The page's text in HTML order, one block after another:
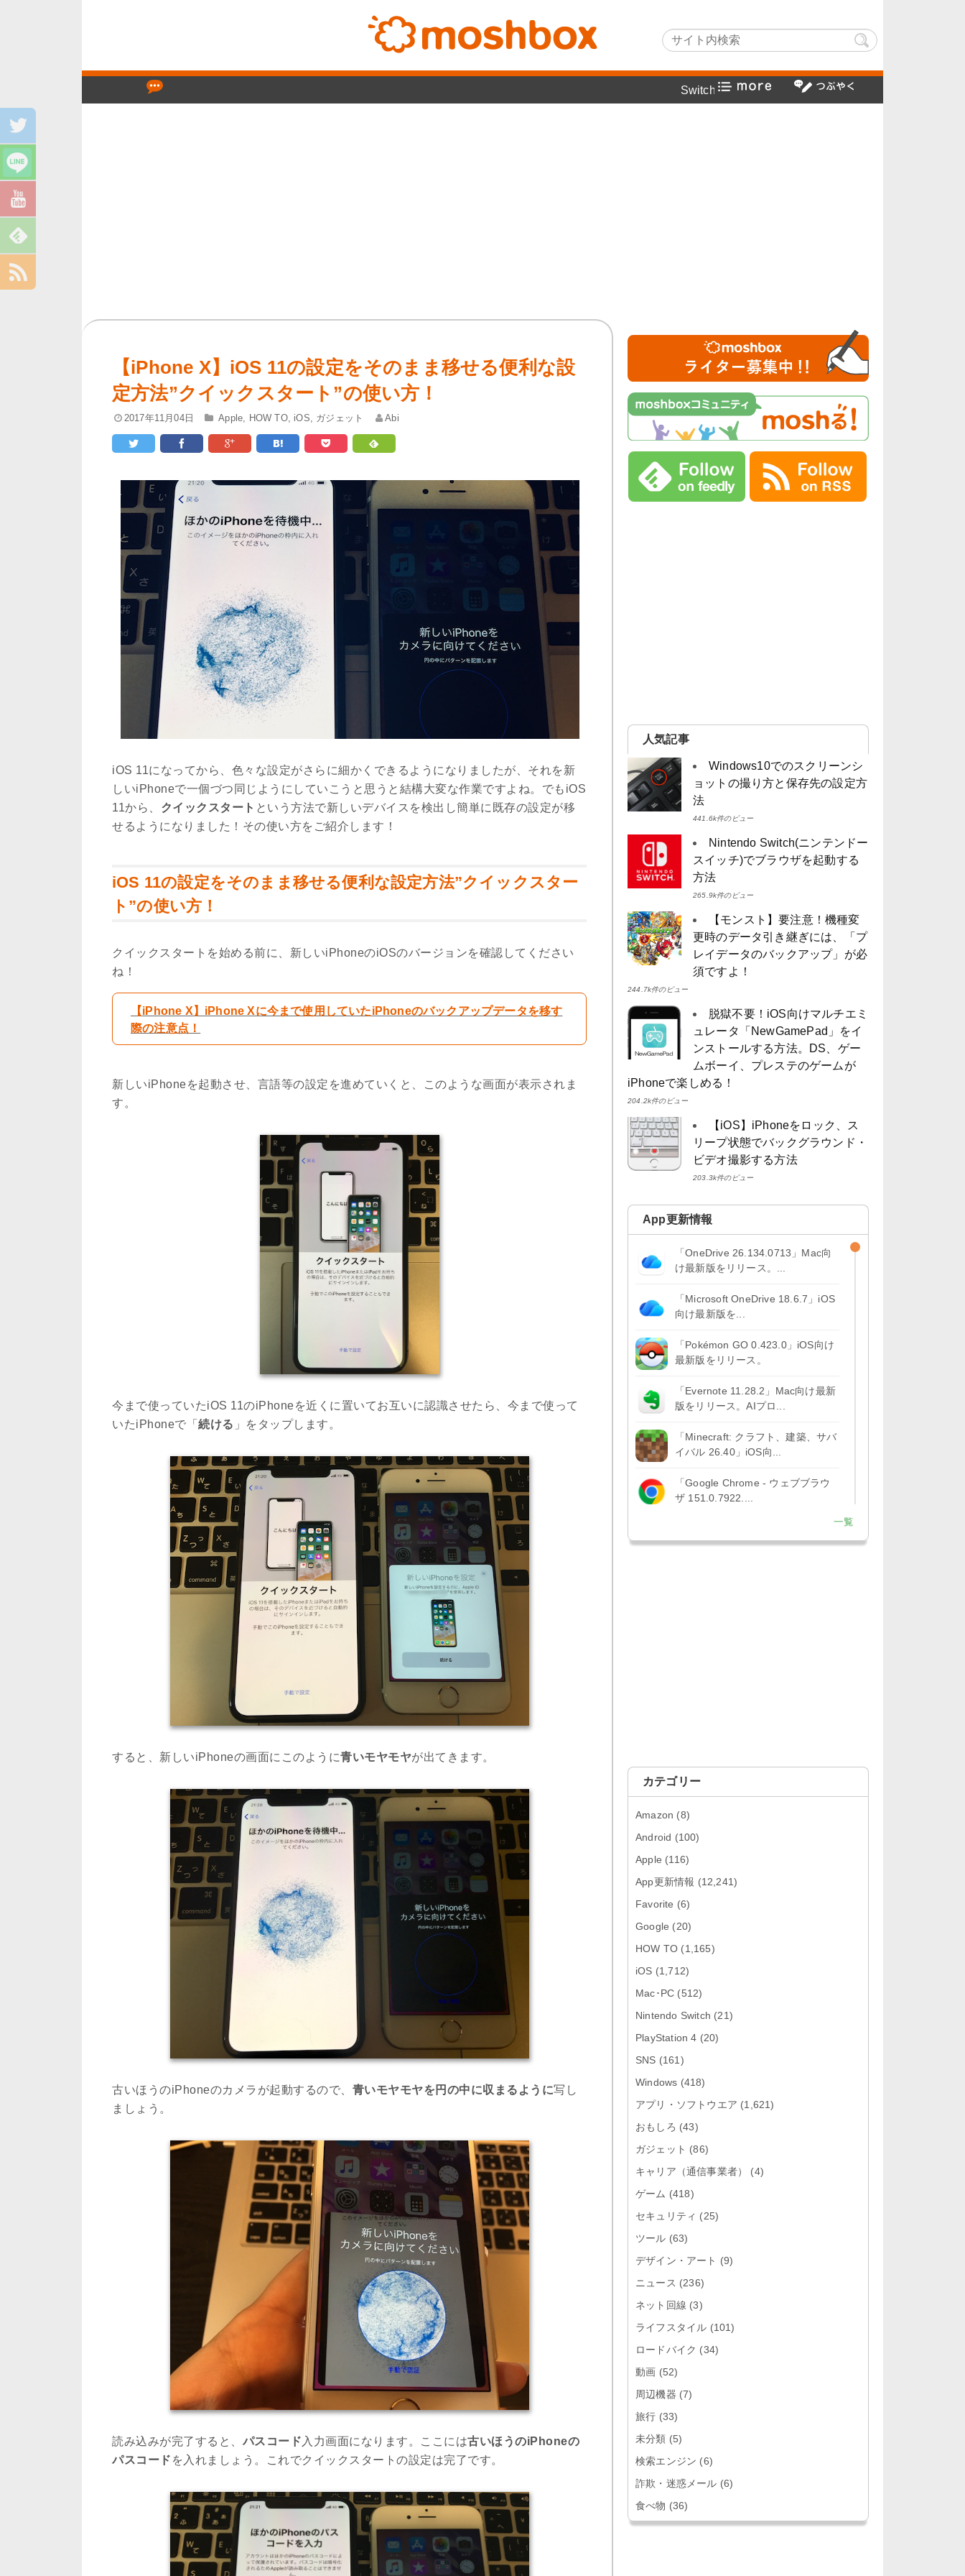
SwitchLightでヤフー検索方法
【iPhone X】iOS 11の設定をそのまま移せる便利な設
定方法”クイックスタート”の使い方！
2017年11月04日 Apple, HOW TO, iOS, ガジェット Abi
iOS 11になってから、色々な設定がさらに細かくできるようになりましたが、それを新
しいiPhoneで一個づつ同じようにしていこうと思うと結構大変な作業ですよね。でもiOS
11から、 クイックスタート という方法で新しいデバイスを検出し簡単に既存の設定が移
せるようになりました！その使い方をご紹介します！
iOS 11の設定をそのまま移せる便利な設定方法”クイックスター
ト”の使い方！
クイックスタートを始める前に、新しいiPhoneのiOSのバージョンを確認してください
ね！
【iPhone X】iPhone Xに今まで使用していたiPhoneのバックアップデータを移す
際の注意点！
新しいiPhoneを起動させ、言語等の設定を進めていくと、このような画面が表示されま
す。
今まで使っていたiOS 11のiPhoneを近くに置いてお互いに認識させたら、今まで使って
いたiPhoneで「 続ける 」をタップします。
すると、新しいiPhoneの画面にこのように青いモヤモヤが出てきます。
古いほうのiPhoneのカメラが起動するので、 青いモヤモヤを円の中に収まるように写し
ましょう。
読み込みが完了すると、 パスコード 入力画面になります。ここには古いほうのiPhoneの
パスコード を入れましょう。これでクイックスタートの設定は完了です。
人気記事
Windows10でのスクリーンシ
ョットの撮り方と保存先の設定方
法
441.6k件のビュー
Nintendo Switch(ニンテンドー
スイッチ)でブラウザを起動する
方法
265.9k件のビュー
【モンスト】要注意！機種変
更時のデータ引き継ぎには、「プ
レイデータのバックアップ」が必
須ですよ！
244.7k件のビュー
脱獄不要！iOS向けマルチエミ
ュレータ「NewGamePad」をイ
ンストールする方法。DS、ゲー
ムボーイ、プレステのゲームが
iPhoneで楽しめる！
204.2k件のビュー
【iOS】iPhoneをロック、ス
リープ状態でバックグラウンド・
ビデオ撮影する方法
203.3k件のビュー
App更新情報
「OneDrive 26.134.0713」Mac向
け最新版をリリース。...
「Microsoft OneDrive 18.6.7」iOS
向け最新版を...
「Pokémon GO 0.423.0」iOS向け
最新版をリリース。
「Evernote 11.28.2」Mac向け最新
版をリリース。AIプロ...
「Minecraft: クラフト、建築、サバ
イバル 26.40」iOS向...
「Google Chrome - ウェブブラウ
ザ 151.0.7922....
向け最新版...
け最新版をリリ...
iOS向け最...
け最新版をリリー...
ラウザー 153.2」iOS向け...
「Google アプリ 432.8」iOS向け
最新版をリリース。
「X 12.14」iOS向け最新版をリリ
「LINE 26.3.1」Mac向け最新版を
「YouTube 21.31.3」iOS向け最新
「Google マップ 26.31.5」iOS向け
一覧
カテゴリー
Amazon (8)
Android (100)
Apple (116)
App更新情報 (12,241)
Favorite (6)
Google (20)
HOW TO (1,165)
iOS (1,712)
Mac･PC (512)
Nintendo Switch (21)
PlayStation 4 (20)
SNS (161)
Windows (418)
アプリ・ソフトウエア (1,621)
おもしろ (43)
ガジェット (86)
キャリア（通信事業者）
(4)
ゲーム (418)
セキュリティ (25)
ツール (63)
デザイン・アート (9)
ニュース (236)
ネット回線 (3)
ライフスタイル (101)
ロードバイク (34)
動画 (52)
周辺機器 (7)
旅行 (33)
未分類 (5)
検索エンジン (6)
詐欺・迷惑メール (6)
食べ物 (36)